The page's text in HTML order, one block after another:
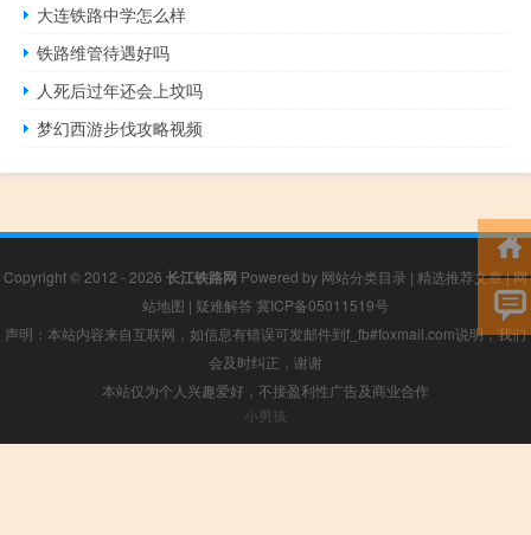
大连铁路中学怎么样
铁路维管待遇好吗
人死后过年还会上坟吗
梦幻西游步伐攻略视频
Copyright © 2012 - 2026 长江铁路网 Powered by 网站分类目录 | 精选推荐文章|网
站地图 | 疑难解答 冀ICP备05011519号
声明：本站内容来自互联网，如信息有错误可发邮件到f_fb#foxmail.com说明，我们
会及时纠正，谢谢
本站仅为个人兴趣爱好，不接盈利性广告及商业合作
小男孩